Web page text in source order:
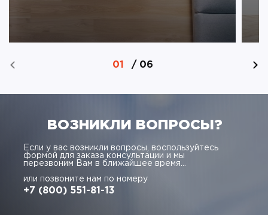
01 / 06
ВОЗНИКЛИ ВОПРОСЫ?
Если у вас возникли вопросы, воспользуйтесь
формой для заказа консультации и мы
перезвоним Вам в ближайшее время...
или позвоните нам по номеру
+7 (800) 551-81-13